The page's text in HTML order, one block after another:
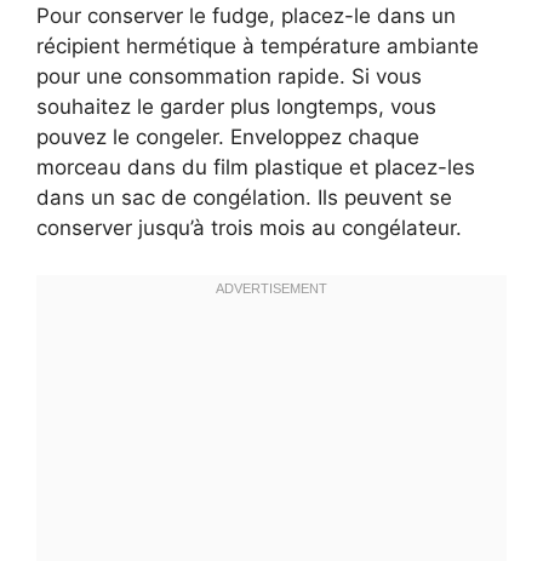
Pour conserver le fudge, placez-le dans un
récipient hermétique à température ambiante
pour une consommation rapide. Si vous
souhaitez le garder plus longtemps, vous
pouvez le congeler. Enveloppez chaque
morceau dans du film plastique et placez-les
dans un sac de congélation. Ils peuvent se
conserver jusqu’à trois mois au congélateur.